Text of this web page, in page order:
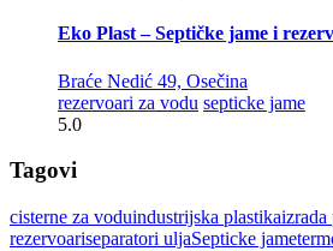
Eko Plast – Septičke jame i
Braće Nedić 49, Osečina
rezervoari za vodu septicke jame
5.0
Tagovi
cisterne za voduindustrijska plastikaizrada
rezervoariseparatori uljaSepticke jame